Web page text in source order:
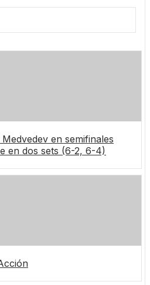
en semifinales
en dos sets (6-2, 6-4)